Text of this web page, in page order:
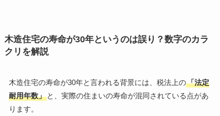
木造住宅の寿命が30年というのは誤り？数字のカラ
クリを解説
木造住宅の寿命が30年と言われる背景には、税法上の「法定
耐用年数」と、実際の住まいの寿命が混同されている点があ
ります。